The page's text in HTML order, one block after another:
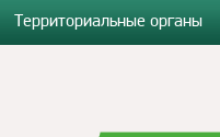
Территориальные органы